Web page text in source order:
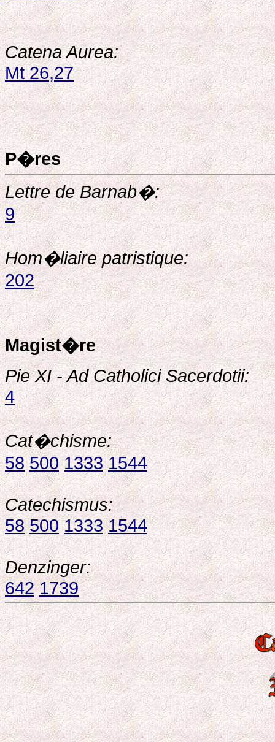
Catena Aurea:
Mt 26,27
P�res
Lettre de Barnab�:
9
Hom�liaire patristique:
202
Magist�re
Pie XI - Ad Catholici Sacerdotii:
4
Cat�chisme:
58 500 1333 1544
Catechismus:
58 500 1333 1544
Denzinger:
642 1739